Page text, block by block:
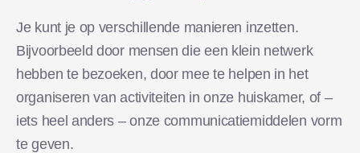
Je kunt je op verschillende manieren inzetten.
Bijvoorbeeld door mensen die een klein netwerk
hebben te bezoeken, door mee te helpen in het
organiseren van activiteiten in onze huiskamer, of –
iets heel anders – onze communicatiemiddelen vorm
te geven.